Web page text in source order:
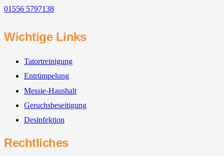
01556 5797138
Wichtige Links
Tatortreinigung
Entrümpelung
Messie-Haushalt
Geruchsbeseitigung
Desinfektion
Rechtliches